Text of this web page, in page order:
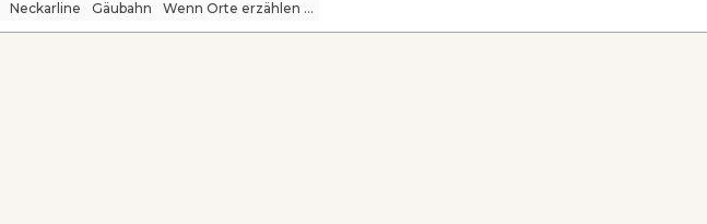
Neckarline Gäubahn Wenn Orte erzählen ...